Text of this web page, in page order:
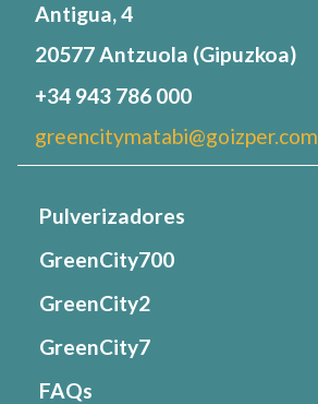
Antigua, 4
20577 Antzuola (Gipuzkoa)
+34 943 786 000
greencitymatabi@goizper.com
Pulverizadores
GreenCity700
GreenCity2
GreenCity7
FAQs